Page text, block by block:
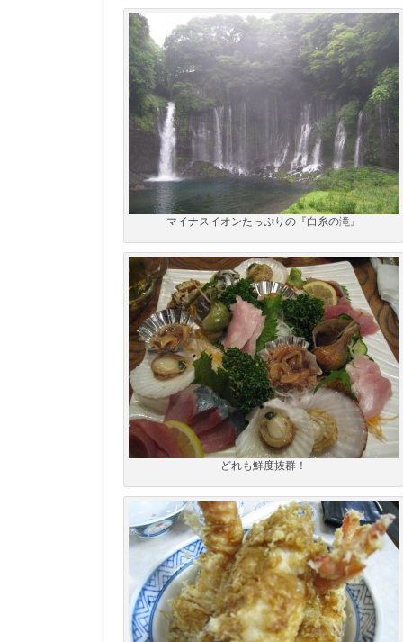
マイナスイオンたっぷりの『白糸の滝』
どれも鮮度抜群！